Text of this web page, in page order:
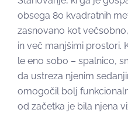
obsega 80 kvadratnih
zasnovano kot
in več manjšimi prostori.
le eno sobo – spalnico,
da ustreza njenim
omogočil bolj
od začetka je bila njena